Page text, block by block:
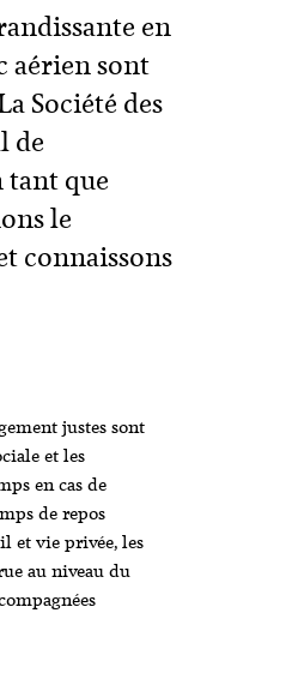
en
aérien sont
Société des
de
tant que
le
connaissons
justes sont
et les
en cas de
de repos
et vie privée, les
au niveau du